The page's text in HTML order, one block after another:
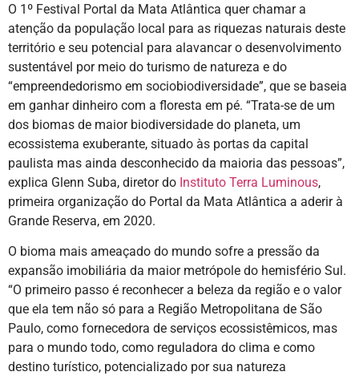
O 1º Festival Portal da Mata Atlântica quer chamar a
atenção da população local para as riquezas naturais deste
território e seu potencial para alavancar o desenvolvimento
sustentável por meio do turismo de natureza e do
“empreendedorismo em sociobiodiversidade”, que se baseia
em ganhar dinheiro com a floresta em pé. “Trata-se de um
dos biomas de maior biodiversidade do planeta, um
ecossistema exuberante, situado às portas da capital
paulista mas ainda desconhecido da maioria das pessoas”,
explica Glenn Suba, diretor do Instituto Terra Luminous,
primeira organização do Portal da Mata Atlântica a aderir à
Grande Reserva, em 2020.
O bioma mais ameaçado do mundo sofre a pressão da
expansão imobiliária da maior metrópole do hemisfério Sul.
“O primeiro passo é reconhecer a beleza da região e o valor
que ela tem não só para a Região Metropolitana de São
Paulo, como fornecedora de serviços ecossistêmicos, mas
para o mundo todo, como reguladora do clima e como
destino turístico, potencializado por sua natureza